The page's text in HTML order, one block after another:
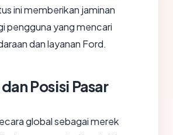
ini memberikan jaminan
pengguna yang mencari
dan layanan Ford.
Posisi Pasar
global sebagai merek